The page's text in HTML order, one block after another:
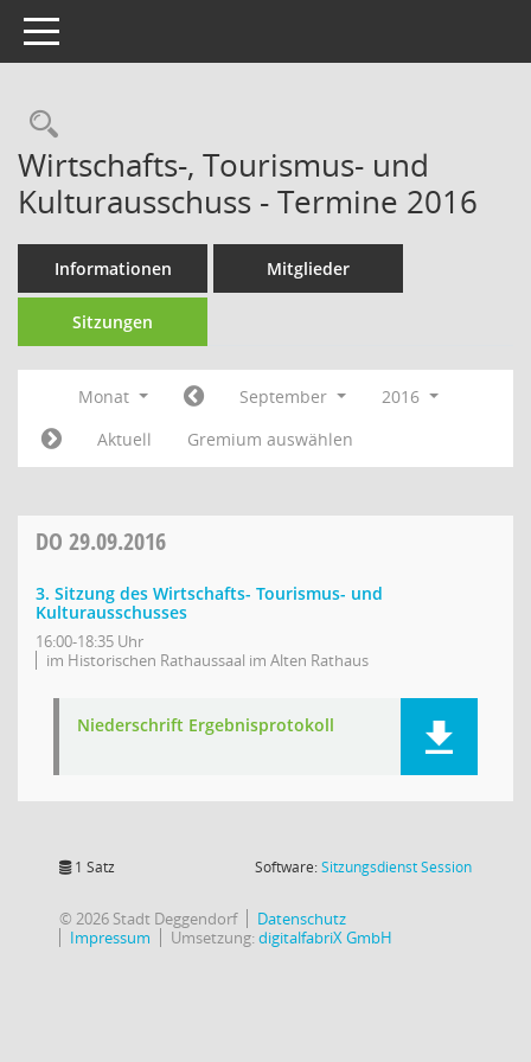
Toggle navigation
Rechercheauswahl
Wirtschafts-, Tourismus- und
Kulturausschuss - Termine 2016
Informationen Mitglieder
Sitzungen
Monat September
2016
Aktuell
Gremium auswählen
DO 29.09.2016
3. Sitzung des Wirtschafts- Tourismus- und
Kulturausschusses
16:00-18:35 Uhr
im Historischen Rathaussaal im Alten Rathaus
Niederschrift Ergebnisprotokoll
1 Satz Software:SitzungsdienstSession(Wird in
© 2026 Stadt Deggendorf
Datenschutz
Impressum
Umsetzung:digitalfabriX GmbH